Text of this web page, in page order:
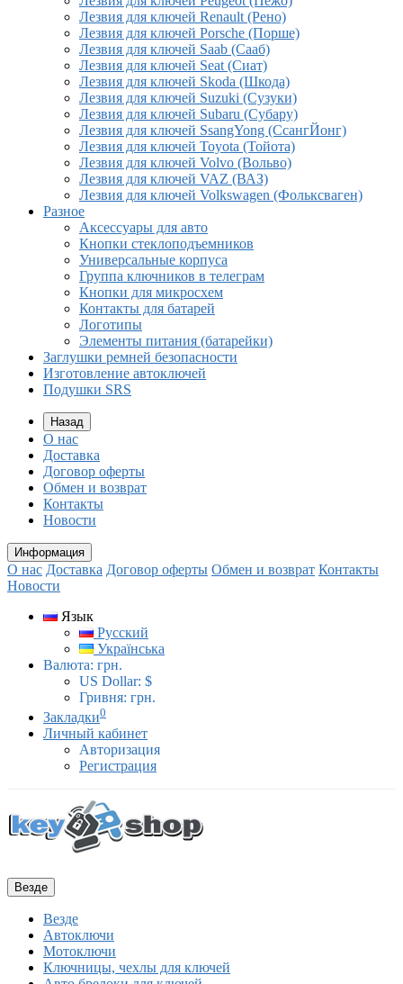
Лезвия для ключей Renault (Рено)
Лезвия для ключей Porsche (Порше)
Лезвия для ключей Saab (Сааб)
Лезвия для ключей Seat (Сиат)
Лезвия для ключей Skoda (Шкода)
Лезвия для ключей Suzuki (Сузуки)
Лезвия для ключей Subaru (Субару)
Лезвия для ключей SsangYong (СсангЙонг)
Лезвия для ключей Toyota (Тойота)
Лезвия для ключей Volvo (Вольво)
Лезвия для ключей VAZ (ВАЗ)
Лезвия для ключей Volkswagen (Фольксваген)
Разное
Aксессуары для авто
Кнопки стеклоподъемников
Универсальные корпуса
Группа ключников в телеграм
Кнопки для микросхем
Контакты для батарей
Логотипы
Элементы питания (батарейки)
Заглушки ремней безопасности
Изготовление автоключей
Подушки SRS
Назад
О нас
Доставка
Договор оферты
Обмен и возврат
Контакты
Новости
Информация
О нас Доставка Договор оферты Обмен и возврат Контакты
Новости
Язык
Русский
Українська
Валюта: грн.
US Dollar: $
Гривня: грн.
Закладки0
Личный кабинет
Авторизация
Регистрация
Везде
Везде
Автоключи
Мотоключи
Ключницы, чехлы для ключей